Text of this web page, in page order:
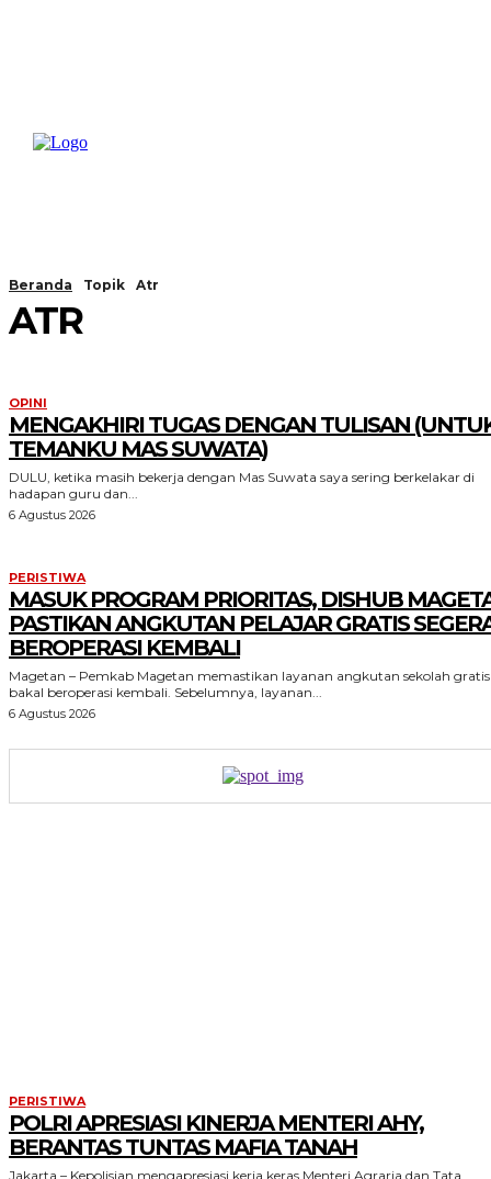
Beranda Topik Atr
ATR
OPINI
MENGAKHIRI TUGAS DENGAN TULISAN
TEMANKU MAS SUWATA)
DULU, ketika masih bekerja dengan Mas Suwata saya sering berkelakar di
hadapan guru dan...
6 Agustus 2026
PERISTIWA
MASUK PROGRAM PRIORITAS, DISHUB
PASTIKAN ANGKUTAN PELAJAR GRATIS
BEROPERASI KEMBALI
Magetan – Pemkab Magetan memastikan layanan angkutan sekolah gratis
bakal beroperasi kembali. Sebelumnya, layanan...
6 Agustus 2026
PERISTIWA
POLRI APRESIASI KINERJA MENTERI AHY,
BERANTAS TUNTAS MAFIA TANAH
Jakarta – Kepolisian mengapresiasi kerja keras Menteri Agraria dan Tata